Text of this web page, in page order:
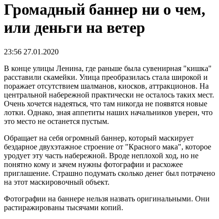
Громадный баннер ни о чем,
или деньги на ветер
23:56 27.01.2020
В конце улицы Ленина, где раньше была сувенирная "кишка"
расставили скамейки. Улица преобразилась стала широкой и
поражает отсутствием шалманов, киосков, аттракционов. На
центральной набережной практически не осталось таких мест.
Очень хочется надеяться, что там никогда не появятся новые
лотки. Однако, зная аппетиты наших начальников уверен, что
это место не останется пустым.
Обращает на себя огромный баннер, который маскирует
бездарное двухэтажное строение от "Красного мака", которое
уродует эту часть набережной. Вроде неплохой ход, но не
понятно кому и зачем нужны фотографии и расхожее
приглашение. Страшно подумать сколько денег был потрачено
на этот маскировочный объект.
Фотографии на баннере нельзя назвать оригинальными. Они
растиражированы тысячами копий.